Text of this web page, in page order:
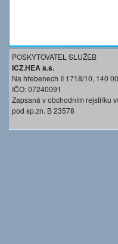
POSKYTOVATEL SLUŽEB
ICZ.HEA a.s.
Na hřebenech II 1718/10, 140
IČO: 07240091
Zapsaná v obchodním rejstříku
pod sp.zn. B 23578